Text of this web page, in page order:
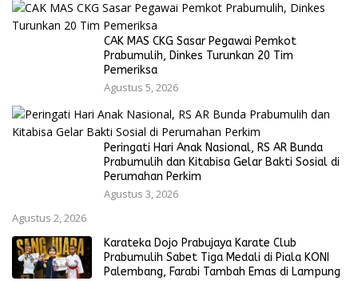
CAK MAS CKG Sasar Pegawai Pemkot
Prabumulih, Dinkes Turunkan 20 Tim
Pemeriksa
Agustus 5, 2026
Peringati Hari Anak Nasional, RS AR Bunda
Prabumulih dan Kitabisa Gelar Bakti Sosial di
Perumahan Perkim
Agustus 3, 2026
Agustus 2, 2026
Karateka Dojo Prabujaya Karate Club
Prabumulih Sabet Tiga Medali di Piala KONI
Palembang, Farabi Tambah Emas di Lampung